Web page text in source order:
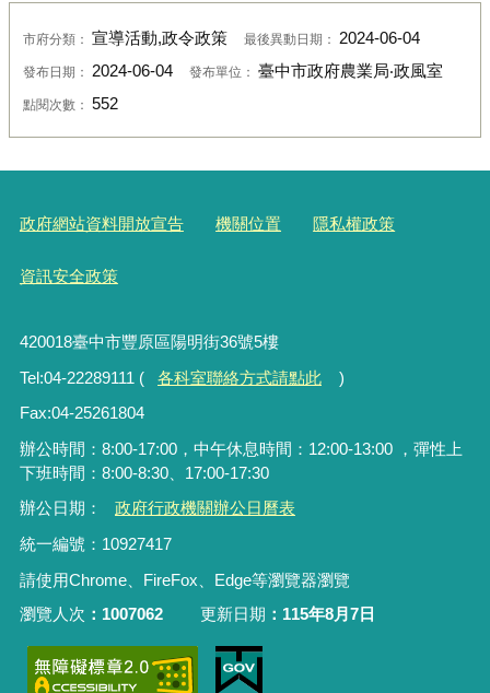
市府分類： 宣導活動,政令政策 最後異動日期： 2024-06-04
發布日期： 2024-06-04 發布單位： 臺中市政府農業局‧政風室
點閱次數： 552
政府網站資料開放宣告 機關位置 隱私權政策
資訊安全政策
420018臺中市豐原區陽明街36號5樓
Tel:04-22289111 (
各科室聯絡方式請點此
)
Fax:04-25261804
辦公時間：8:00-17:00，中午休息時間：12:00-13:00 ，彈性上
下班時間：8:00-8:30、17:00-17:30
辦公日期：
政府行政機關辦公日曆表
統一編號：10927417
請使用Chrome、FireFox、Edge等瀏覽器瀏覽
瀏覽人次
1007062 更新日期 115年8月7日